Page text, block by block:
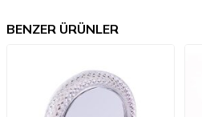
BENZER ÜRÜNLER